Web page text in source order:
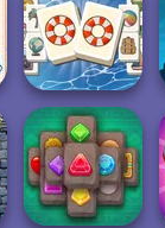
Tiles of the
Unexpected
Mahjong Holiday